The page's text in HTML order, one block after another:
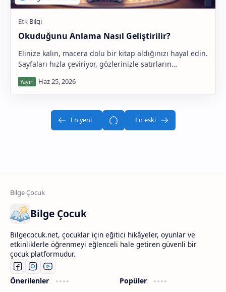
Okuduğunu Anlama Nasıl Geliştirilir?
Elinize kalın, macera dolu bir kitap aldığınızı hayal edin.
Sayfaları hızla çeviriyor, gözlerinizle satırların
Bilge Çocuk
Bilgecocuk.net, çocuklar için eğitici hikâyeler, oyunlar ve
etkinliklerle öğrenmeyi eğlenceli hale getiren güvenli bir
çocuk platformudur.
Önerilenler
Popüler